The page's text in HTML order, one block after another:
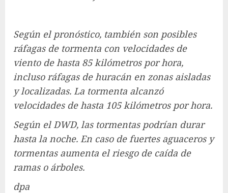
Según el pronóstico, también son posibles
ráfagas de tormenta con velocidades de
viento de hasta 85 kilómetros por hora,
incluso ráfagas de huracán en zonas aisladas
y localizadas. La tormenta alcanzó
velocidades de hasta 105 kilómetros por hora.
Según el DWD, las tormentas podrían durar
hasta la noche. En caso de fuertes aguaceros y
tormentas aumenta el riesgo de caída de
ramas o árboles.
dpa